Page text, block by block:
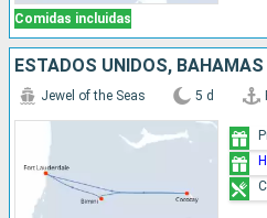
Comidas incluidas
ESTADOS UNIDOS, BAHAMAS
Jewel of the Seas 5 d